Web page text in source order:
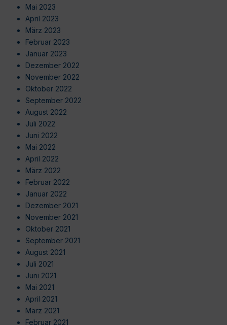
Mai 2023
April 2023
März 2023
Februar 2023
Januar 2023
Dezember 2022
November 2022
Oktober 2022
September 2022
August 2022
Juli 2022
Juni 2022
Mai 2022
April 2022
März 2022
Februar 2022
Januar 2022
Dezember 2021
November 2021
Oktober 2021
September 2021
August 2021
Juli 2021
Juni 2021
Mai 2021
April 2021
März 2021
Februar 2021